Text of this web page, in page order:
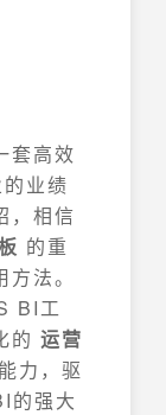
套高效
业绩
，相信
的重
法。
BI工
的 运营
力，驱
的强大